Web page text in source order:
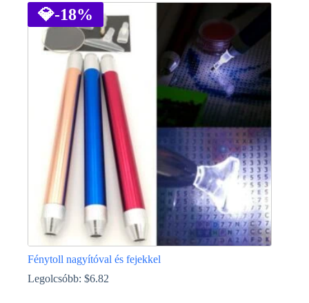
💎-18%
Fénytoll nagyítóval és fejekkel
Legolcsóbb: $6.82